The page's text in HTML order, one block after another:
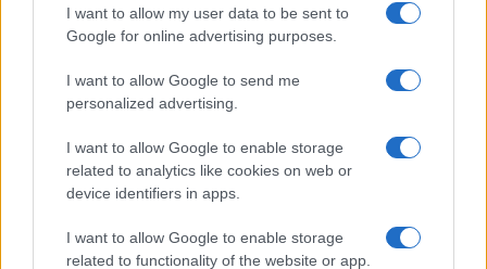
I want to allow my user data to be sent to
Google for online advertising purposes.
I want to allow Google to send me
personalized advertising.
I want to allow Google to enable storage
related to analytics like cookies on web or
device identifiers in apps.
I want to allow Google to enable storage
related to functionality of the website or app.